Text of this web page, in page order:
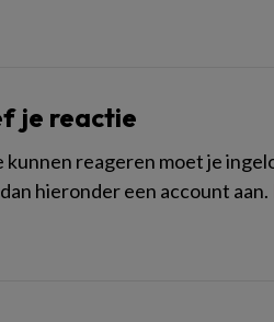
je reactie
kunnen reageren moet je
hieronder een account aan.